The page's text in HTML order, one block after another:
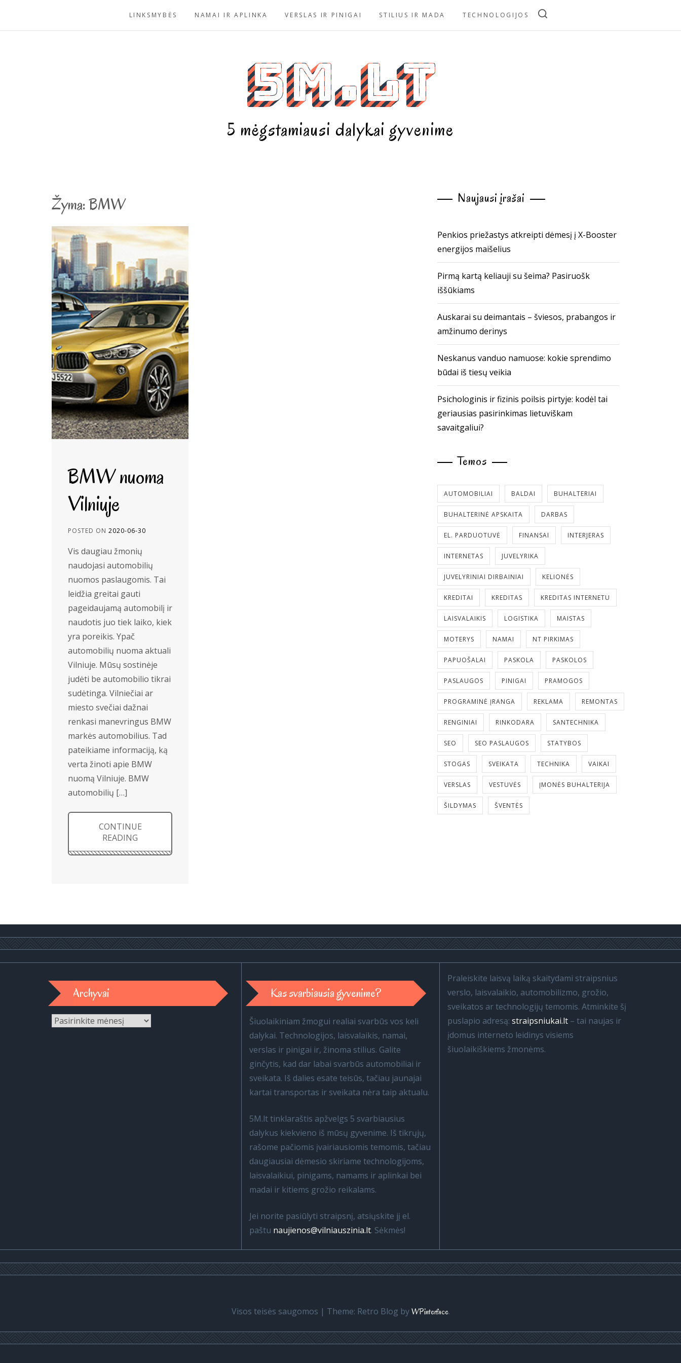
LINKSMYBĖS NAMAI IR APLINKA VERSLAS IR PINIGAI STILIUS IR MADA TECHNOLOGIJOS
5m.lt
5 mėgstamiausi dalykai gyvenime
Žyma:BMW
BMW nuoma
Vilniuje
POSTED ON 2020-06-30
Vis daugiau žmonių
naudojasi automobilių
nuomos paslaugomis. Tai
leidžia greitai gauti
pageidaujamą automobilį ir
naudotis juo tiek laiko, kiek
yra poreikis. Ypač
automobilių nuoma aktuali
Vilniuje. Mūsų sostinėje
judėti be automobilio tikrai
sudėtinga. Vilniečiai ar
miesto svečiai dažnai
renkasi manevringus BMW
markės automobilius. Tad
pateikiame informaciją, ką
verta žinoti apie BMW
nuomą Vilniuje. BMW
automobilių […]
CONTINUE
READING
Naujausi įrašai
Penkios priežastys atkreipti dėmesį į X-Booster
energijos maišelius
Pirmą kartą keliauji su šeima? Pasiruošk
iššūkiams
Auskarai su deimantais – šviesos, prabangos ir
amžinumo derinys
Neskanus vanduo namuose: kokie sprendimo
būdai iš tiesų veikia
Psichologinis ir fizinis poilsis pirtyje: kodėl tai
geriausias pasirinkimas lietuviškam
savaitgaliui?
Temos
AUTOMOBILIAI BALDAI BUHALTERIAI
BUHALTERINĖ APSKAITA DARBAS
EL. PARDUOTUVĖ FINANSAI INTERJERAS
INTERNETAS JUVELYRIKA
JUVELYRINIAI DIRBAINIAI KELIONĖS
KREDITAI KREDITAS KREDITAS INTERNETU
LAISVALAIKIS LOGISTIKA MAISTAS
MOTERYS NAMAI NT PIRKIMAS
PAPUOŠALAI PASKOLA PASKOLOS
PASLAUGOS PINIGAI PRAMOGOS
PROGRAMINĖ ĮRANGA REKLAMA REMONTAS
RENGINIAI RINKODARA SANTECHNIKA
SEO SEO PASLAUGOS STATYBOS
STOGAS SVEIKATA TECHNIKA VAIKAI
VERSLAS VESTUVĖS ĮMONĖS BUHALTERIJA
ŠILDYMAS ŠVENTĖS
Archyvai
Archyvai
Kas svarbiausia gyvenime?
Šiuolaikiniam žmogui realiai svarbūs vos keli
dalykai. Technologijos, laisvalaikis, namai,
verslas ir pinigai ir, žinoma stilius. Galite
ginčytis, kad dar labai svarbūs automobiliai ir
sveikata. Iš dalies esate teisūs, tačiau jaunajai
kartai transportas ir sveikata nėra taip aktualu.
5M.lt tinklaraštis apžvelgs 5 svarbiausius
dalykus kiekvieno iš mūsų gyvenime. Iš tikrųjų,
rašome pačiomis įvairiausiomis temomis, tačiau
daugiausiai dėmesio skiriame technologijoms,
laisvalaikiui, pinigams, namams ir aplinkai bei
madai ir kitiems grožio reikalams.
Jei norite pasiūlyti straipsnį, atsiųskite jį el.
paštu naujienos@vilniauszinia.lt. Sėkmės!
Praleiskite laisvą laiką skaitydami straipsnius
verslo, laisvalaikio, automobilizmo, grožio,
sveikatos ar technologijų temomis. Atminkite šį
puslapio adresą: straipsniukai.lt– tai naujas ir
įdomus interneto leidinys visiems
šiuolaikiškiems žmonėms.
Visos teisės saugomos | Theme: Retro Blog by WPinterface.